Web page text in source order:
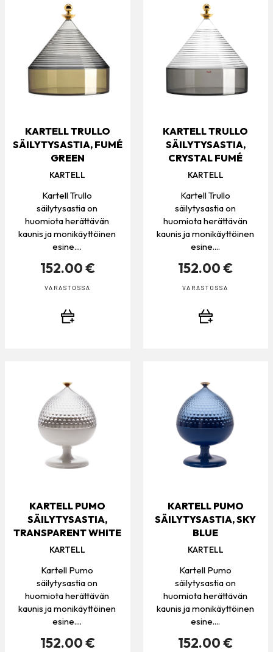
KARTELL TRULLO
SÄILYTYSASTIA, FUMÉ
GREEN
KARTELL
Kartell Trullo
säilytysastia on
huomiota herättävän
kaunis ja monikäyttöinen
esine....
152.00 €
VARASTOSSA
KARTELL TRULLO
SÄILYTYSASTIA,
CRYSTAL FUMÉ
KARTELL
Kartell Trullo
säilytysastia on
huomiota herättävän
kaunis ja monikäyttöinen
esine....
152.00 €
VARASTOSSA
KARTELL PUMO
SÄILYTYSASTIA,
TRANSPARENT WHITE
KARTELL
Kartell Pumo
säilytysastia on
huomiota herättävän
kaunis ja monikäyttöinen
esine....
152.00 €
KARTELL PUMO
SÄILYTYSASTIA, SKY
BLUE
KARTELL
Kartell Pumo
säilytysastia on
huomiota herättävän
kaunis ja monikäyttöinen
esine....
152.00 €